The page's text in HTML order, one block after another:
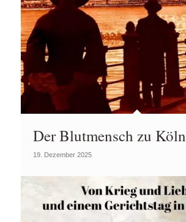
Der Blutmensch zu Köln
19. Dezember 2025